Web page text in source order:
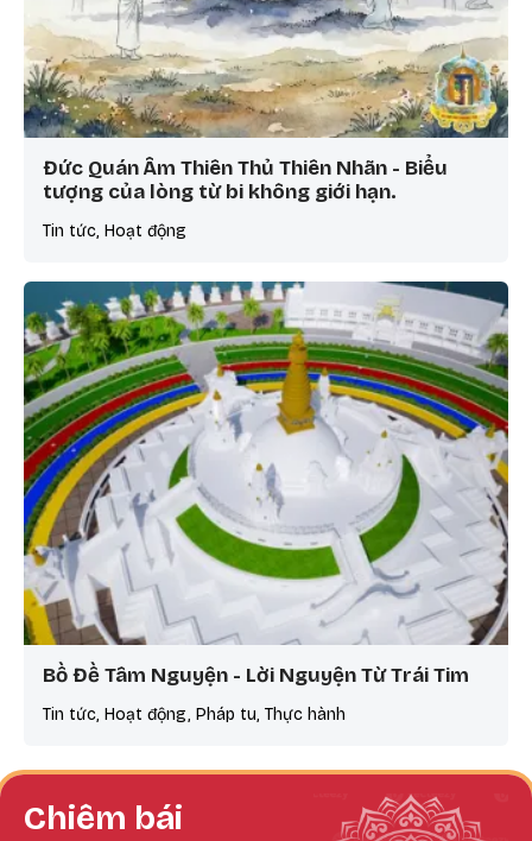
Đức Quán Âm Thiên Thủ Thiên Nhãn - Biểu
tượng của lòng từ bi không giới hạn.
Tin tức, Hoạt động
Bồ Đề Tâm Nguyện - Lời Nguyện Từ Trái Tim
Tin tức, Hoạt động, Pháp tu, Thực hành
Chiêm bái